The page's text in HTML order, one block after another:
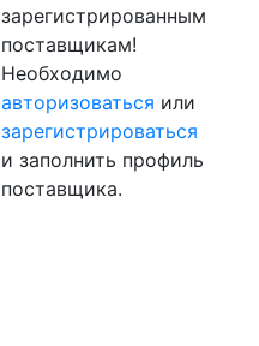
зарегистрированным
поставщикам!
Необходимо
авторизоваться или
зарегистрироваться
и заполнить профиль
поставщика.